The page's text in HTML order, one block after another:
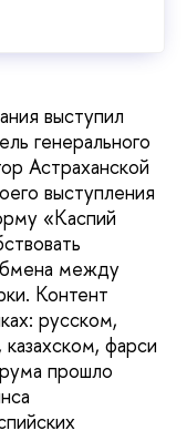
выступил
генерального
Астраханской
выступления
«Каспий
между
Контент
русском,
фарси
прошло